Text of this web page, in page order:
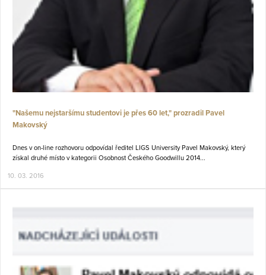
"Našemu nejstaršímu studentovi je přes 60 let," prozradil Pavel
Makovský
Dnes v on-line rozhovoru odpovídal ředitel LIGS University Pavel Makovský, který
získal druhé místo v kategorii Osobnost Českého Goodwillu 2014...
10. 03. 2016